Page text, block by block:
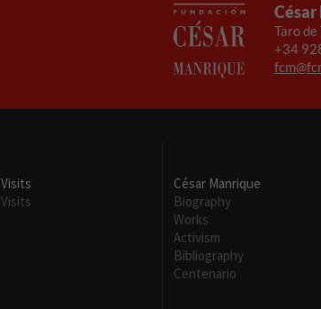
Taro
+34
Visits
Visits
César Manrique
Biography
Works
Activism
Bibliography
Centenario